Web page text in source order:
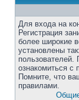
Для входа на
Регистрация
более широкие
установлены
пользователей.
ознакомиться с
Помните, что
правилами.